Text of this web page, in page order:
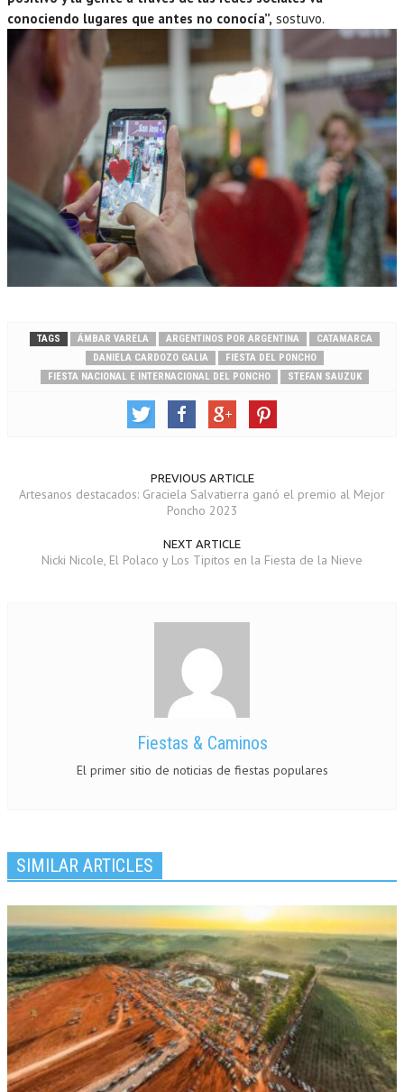
conociendo lugares que antes no conocía”, sostuvo.
TAGS ÁMBAR VARELA ARGENTINOS POR ARGENTINA
CATAMARCA
DANIELA CARDOZO GALIA
FIESTA DEL PONCHO
FIESTA NACIONAL E INTERNACIONAL DEL PONCHO
STEFAN SAUZUK
PREVIOUS ARTICLE
Artesanos destacados: Graciela Salvatierra ganó el premio al Mejor
Poncho 2023
NEXT ARTICLE
Nicki Nicole, El Polaco y Los Tipitos en la Fiesta de la Nieve
Fiestas & Caminos
El primer sitio de noticias de fiestas populares
SIMILAR ARTICLES